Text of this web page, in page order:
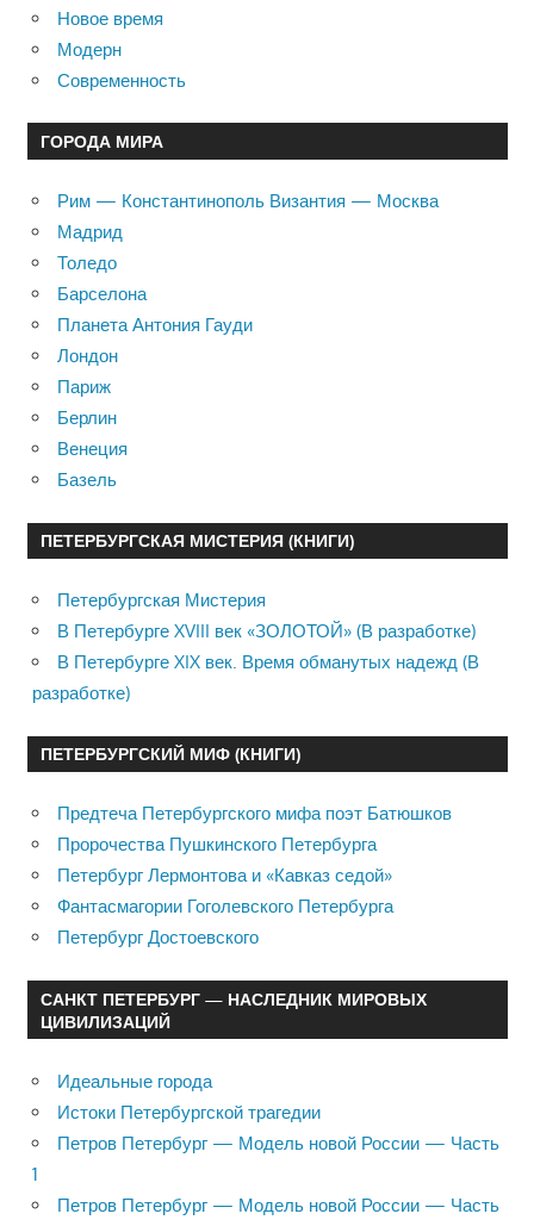
Новое время
Модерн
Современность
ГОРОДА МИРА
Рим — Константинополь Византия — Москва
Мадрид
Толедо
Барселона
Планета Антония Гауди
Лондон
Париж
Берлин
Венеция
Базель
ПЕТЕРБУРГСКАЯ МИСТЕРИЯ (КНИГИ)
Петербургская Мистерия
В Петербурге XVIII век «ЗОЛОТОЙ» (В разработке)
В Петербурге XIX век. Время обманутых надежд (В
разработке)
ПЕТЕРБУРГСКИЙ МИФ (КНИГИ)
Предтеча Петербургского мифа поэт Батюшков
Пророчества Пушкинского Петербурга
Петербург Лермонтова и «Кавказ седой»
Фантасмагории Гоголевского Петербурга
Петербург Достоевского
САНКТ ПЕТЕРБУРГ — НАСЛЕДНИК МИРОВЫХ
ЦИВИЛИЗАЦИЙ
Идеальные города
Истоки Петербургской трагедии
Петров Петербург — Модель новой России — Часть
1
Петров Петербург — Модель новой России — Часть